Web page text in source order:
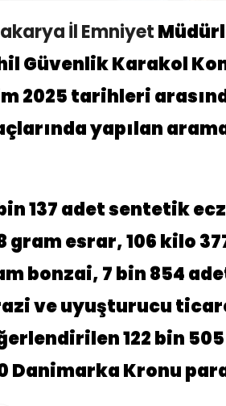
İlEmniyet
Güvenlik Karakol
2025 tarihleri
yapılan
137 adet sentetik
gram esrar, 106 kilo
bonzai, 7 bin 854
ve uyuşturucu
122 bin
Danimarka Kronu